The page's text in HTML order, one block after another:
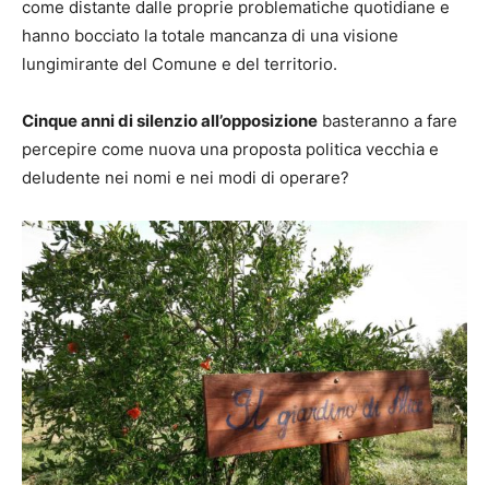
come distante dalle proprie problematiche quotidiane e
hanno bocciato la totale mancanza di una visione
lungimirante del Comune e del territorio.
Cinque anni di silenzio all’opposizione basteranno a fare
percepire come nuova una proposta politica vecchia e
deludente nei nomi e nei modi di operare?